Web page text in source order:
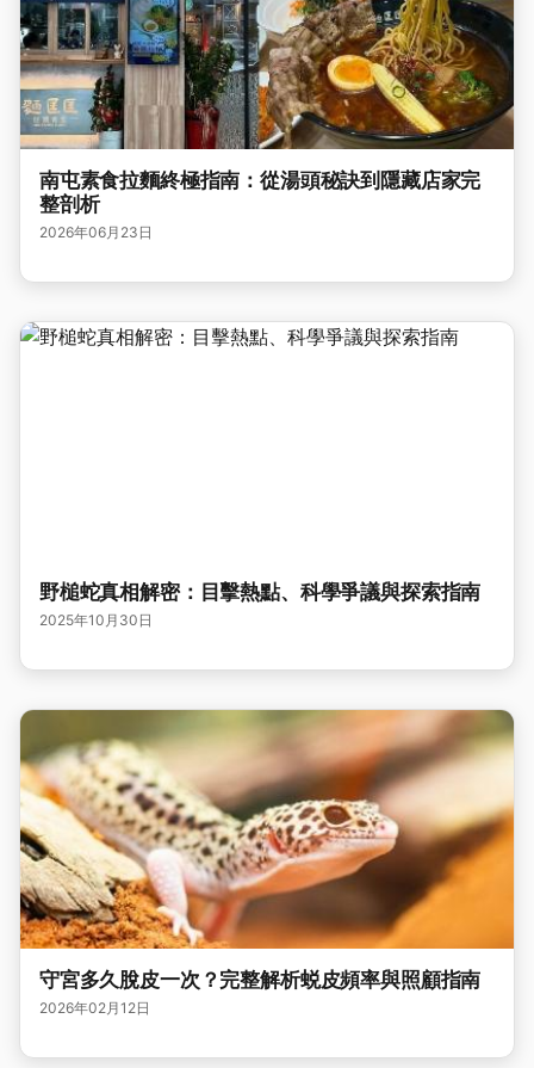
南屯素食拉麵終極指南：從湯頭秘訣到隱藏店家完
整剖析
2026年06月23日
野槌蛇真相解密：目擊熱點、科學爭議與探索指南
2025年10月30日
守宮多久脫皮一次？完整解析蜕皮頻率與照顧指南
2026年02月12日